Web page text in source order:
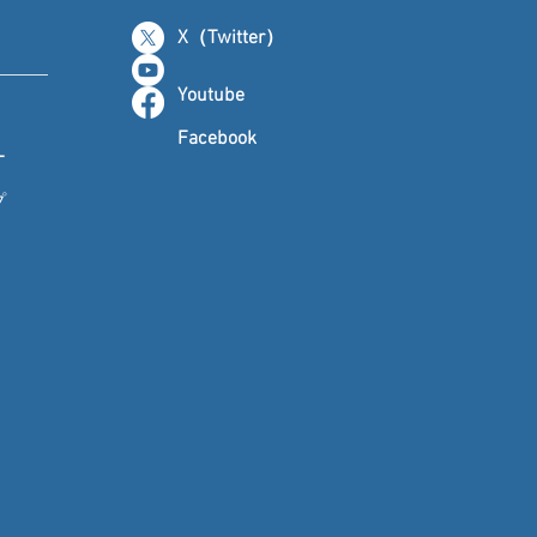
X（Twitter）
Youtube
Facebook